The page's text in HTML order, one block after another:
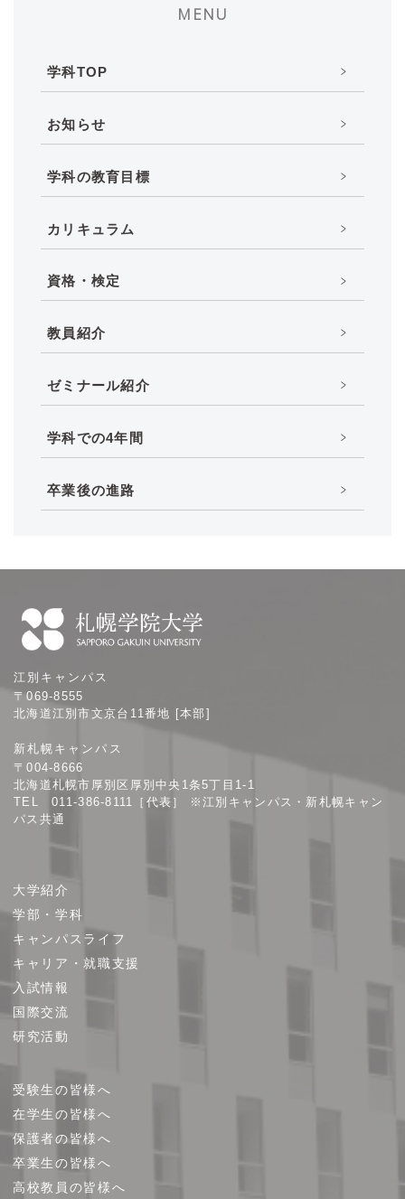
MENU
学科TOP
お知らせ
学科の教育目標
カリキュラム
資格・検定
教員紹介
ゼミナール紹介
学科での4年間
卒業後の進路
幌
学
大
学
江別キャンパス
〒069-8555
北海道江別市文京台11番地 [本部]
新札幌キャンパス
〒004-8666
北海道札幌市厚別区厚別中央1条5丁目1-1
TEL 011-386-8111［代表］ ※江別キャンパス・新札幌キャン
パス共通
ト
プ
大学紹介
学部・学科
キャンパスライフ
キャリア・就職支援
入試情報
国際交流
研究活動
受験生の皆様へ
在学生の皆様へ
保護者の皆様へ
卒業生の皆様へ
高校教員の皆様へ